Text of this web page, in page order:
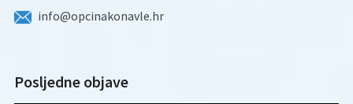
info@opcinakonavle.hr
Posljedne objave